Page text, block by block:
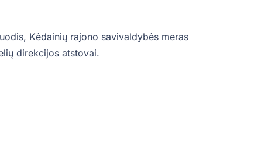
Kėdainių rajono savivaldybės meras
direkcijos atstovai.